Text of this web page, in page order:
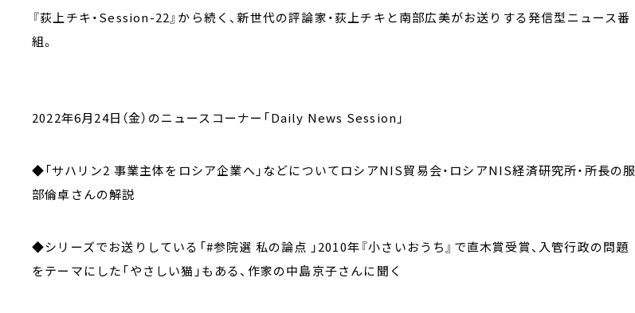
『荻上チキ・Session-22』から続く、新世代の評論家・荻上チキと南部広美がお送りする発信型ニュース番
組。
2022年6月24日（金）のニュースコーナー「Daily News Session」
◆「サハリン2 事業主体をロシア企業へ」などについてロシアNIS貿易会・ロシアNIS経済研究所・所長の服
部倫卓さんの解説
◆シリーズでお送りしている「#参院選 私の論点 」2010年『小さいおうち』で直木賞受賞、入管行政の問題
をテーマにした「やさしい猫」もある、作家の中島京子さんに聞く